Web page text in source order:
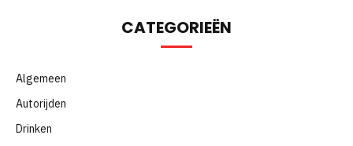
CATEGORIEËN
Algemeen
Autorijden
Drinken